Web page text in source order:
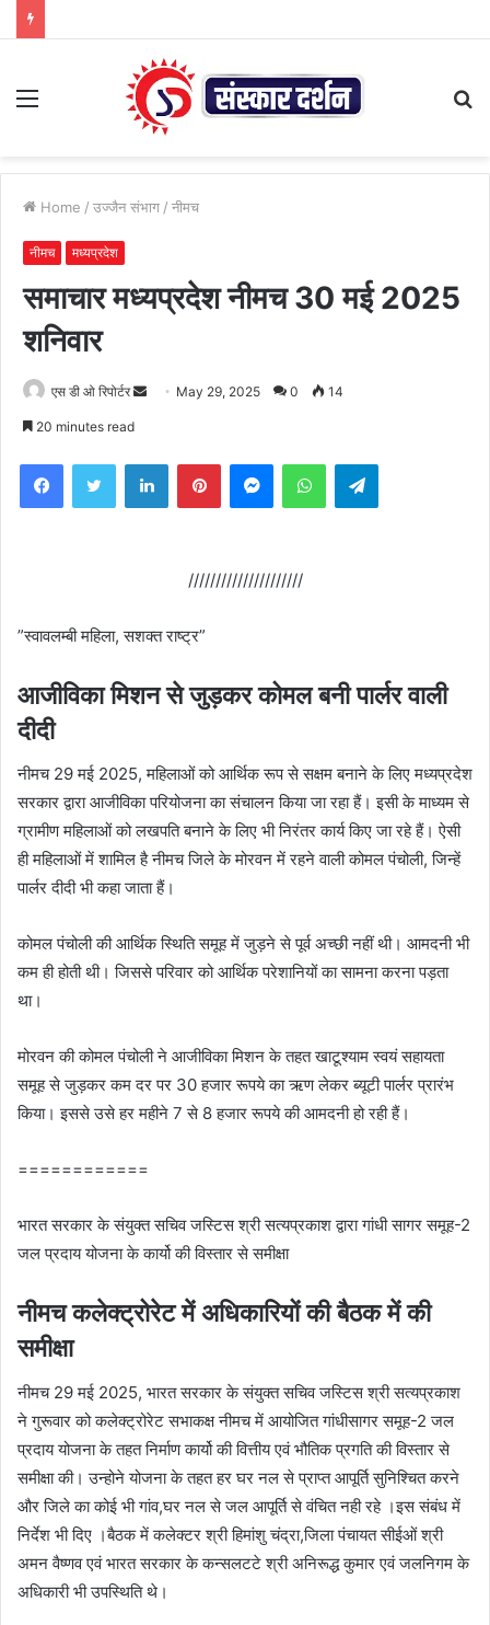
Menu
Home / उज्जैन संभाग / नीमच
नीमच मध्यप्रदेश
समाचार मध्यप्रदेश नीमच 30 मई 2025
शनिवार
एस डी ओ रिपोर्टर
Send May 29, 2025 0 14
20 minutes read
FacebookTwitter LinkedInPinterestMessengerWhatsAppTelegram
/////////////////////
”स्‍वावलम्‍बी महिला, सशक्‍त राष्‍ट्र”
आजीविका मिशन से जुड़कर कोमल बनी पार्लर वाली
दीदी
नीमच 29 मई 2025, महिलाओं को आर्थिक रूप से सक्षम बनाने के लिए मध्‍यप्रदेश
सरकार द्वारा आजीविका परियोजना का संचालन किया जा रहा हैं। इसी के माध्‍यम से
ग्रामीण महिलाओं को लखपति बनाने के लिए भी निरंतर कार्य किए जा रहे हैं। ऐसी
ही महिलाओं में शामिल है नीमच जिले के मोरवन में रहने वाली कोमल पंचोली, जिन्‍हें
पार्लर दीदी भी कहा जाता हैं।
कोमल पंचोली की आर्थिक स्थिति समूह में जुड़ने से पूर्व अच्‍छी नहीं थी। आमदनी भी
कम ही होती थी। जिससे परिवार को आर्थिक परेशानियों का सामना करना पड़ता
था।
मोरवन की कोमल पंचोली ने आजीविका मिशन के तहत खाटूश्‍याम स्‍वयं सहायता
समूह से जुड़कर कम दर पर 30 हजार रूपये का ऋण लेकर ब्‍यूटी पार्लर प्रारंभ
किया। इससे उसे हर महीने 7 से 8 हजार रूपये की आमदनी हो रही हैं।
============
भारत सरकार के संयुक्‍त सचिव जस्टिस श्री सत्‍यप्रकाश द्वारा गांधी सागर समूह-2
जल प्रदाय योजना के कार्यो की विस्‍तार से समीक्षा
नीमच कलेक्‍ट्रोरेट में अधिकारियों की बैठक में की
समीक्षा
नीमच 29 मई 2025, भारत सरकार के संयुक्‍त सचिव जस्टिस श्री सत्‍यप्रकाश
ने गुरूवार को कलेक्‍ट्रोरेट सभाकक्ष नीमच में आयोजित गांधीसागर समूह-2 जल
प्रदाय योजना के तहत निर्माण कार्यो की वित्तीय एवं भौतिक प्रगति की विस्‍तार से
समीक्षा की। उन्‍होने योजना के तहत हर घर नल से प्राप्‍त आपूर्ति सुनिश्‍चित करने
और जिले का कोई भी गांव,घर नल से जल आपूर्ति से वंचित नही रहे ।इस संबंध में
निर्देश भी दिए ।बैठक में कलेक्‍टर श्री हिमांशु चंद्रा,जिला पंचायत सीईओं श्री
अमन वैष्‍णव एवं भारत सरकार के कन्‍सलटटे श्री अनिरूद्ध कुमार एवं जलनिगम के
अधिकारी भी उपस्थिति थे।